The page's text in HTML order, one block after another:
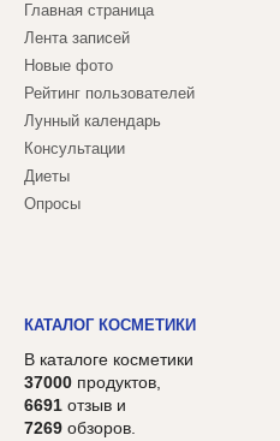
Главная страница
Лента записей
Новые фото
Рейтинг пользователей
Лунный календарь
Консультации
Диеты
Опросы
КАТАЛОГ КОСМЕТИКИ
В каталоге косметики
37000 продуктов,
6691 отзыв и
7269 обзоров.